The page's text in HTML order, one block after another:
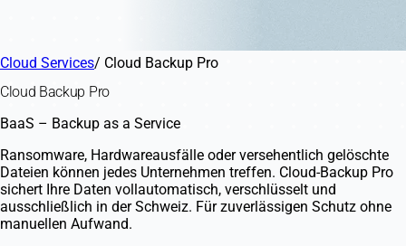
Cloud Services/ Cloud Backup Pro
Cloud Backup Pro
BaaS – Backup as a Service
Ransomware, Hardwareausfälle oder versehentlich gelöschte
Dateien können jedes Unternehmen treffen. Cloud-Backup Pro
sichert Ihre Daten vollautomatisch, verschlüsselt und
ausschließlich in der Schweiz. Für zuverlässigen Schutz ohne
manuellen Aufwand.